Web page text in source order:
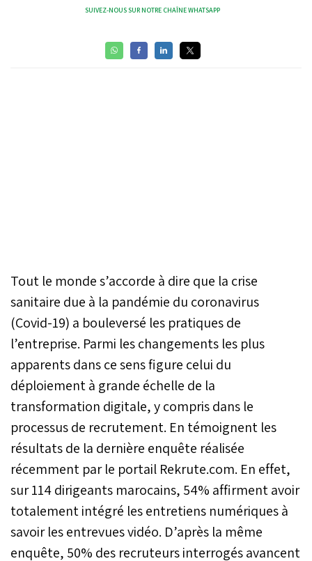
SUIVEZ-NOUS SUR NOTRE CHAÎNE WHATSAPP
Tout le monde s’accorde à dire que la crise
sanitaire due à la pandémie du coronavirus
(Covid-19) a bouleversé les pratiques de
l’entreprise. Parmi les changements les plus
apparents dans ce sens figure celui du
déploiement à grande échelle de la
transformation digitale, y compris dans le
processus de recrutement. En témoignent les
résultats de la dernière enquête réalisée
récemment par le portail Rekrute.com. En effet,
sur 114 dirigeants marocains, 54% affirment avoir
totalement intégré les entretiens numériques à
savoir les entrevues vidéo. D’après la même
enquête, 50% des recruteurs interrogés avancent